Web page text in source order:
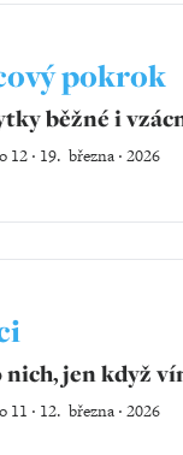
pokrok
běžné i
12 ‧ 19. března ‧ 2026
nich, jen když
11 ‧ 12. března ‧ 2026